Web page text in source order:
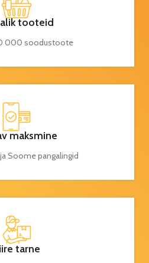
tooteid
000 soodustoote
maksmine
Soome pangalingid
tarne